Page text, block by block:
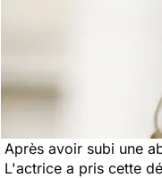
Après avoir subi une
L'actrice a pris cette